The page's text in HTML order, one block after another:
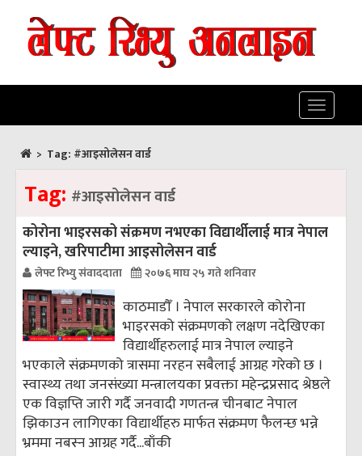
Toggle
> Tag: #आइसोलेसन वार्ड
Tag: #आइसोलेसन वार्ड
कोरोना भाइरसको संक्रमण नभएका विद्यार्थीलाई मात्र नेपाल
ल्याइने, खरिपाटीमा आइसोलेसन वार्ड
लेफ्ट रिभ्यु संवाददाता २०७६ माघ २५ गते शनिवार
काठमाडौँ । नेपाल सरकारले कोरोना
भाइरसको संक्रमणको लक्षण नदेखिएका
विद्यार्थीहरुलाई मात्र नेपाल ल्याइने
भएकाले संक्रमणको त्रासमा नरहन सबैलाई आग्रह गरेको छ ।
स्वास्थ्य तथा जनसंख्या मन्त्रालयका प्रवक्ता महेन्द्रप्रसाद श्रेष्ठले
एक विज्ञप्ति जारी गर्दै जनवादी गणतन्त्र चीनबाट नेपाल
झिकाउन लागिएका विद्यार्थीहरु मार्फत संक्रमण फैलन्छ भन्ने
भ्रममा नबस्न आग्रह गर्दै...बाँकी